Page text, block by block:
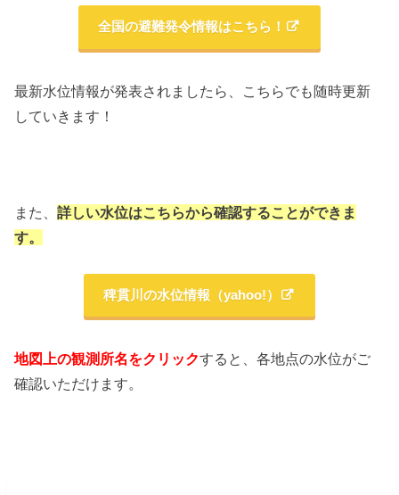
全国の避難発令情報はこちら！
最新水位情報が発表されましたら、こちらでも随時更新
していきます！
また、詳しい水位はこちらから確認することができま
す。
稗貫川の水位情報（yahoo!）
地図上の観測所名をクリックすると、各地点の水位がご
確認いただけます。